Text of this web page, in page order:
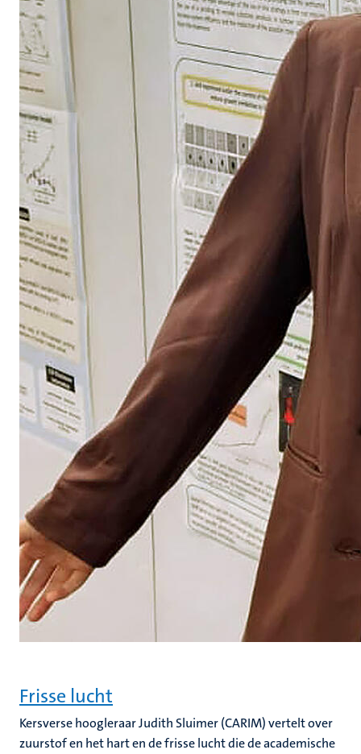
Frisse lucht
Kersverse hoogleraar Judith Sluimer (CARIM) vertelt over
zuurstof en het hart en de frisse lucht die de academische